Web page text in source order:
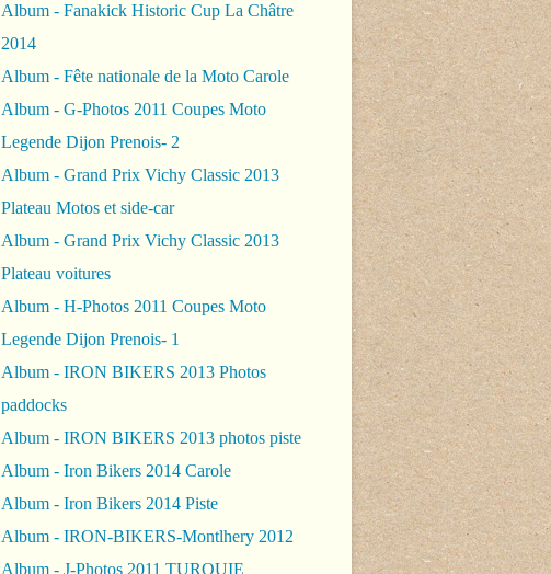
Album - Fanakick Historic Cup La Châtre
2014
Album - Fête nationale de la Moto Carole
Album - G-Photos 2011 Coupes Moto
Legende Dijon Prenois- 2
Album - Grand Prix Vichy Classic 2013
Plateau Motos et side-car
Album - Grand Prix Vichy Classic 2013
Plateau voitures
Album - H-Photos 2011 Coupes Moto
Legende Dijon Prenois- 1
Album - IRON BIKERS 2013 Photos
paddocks
Album - IRON BIKERS 2013 photos piste
Album - Iron Bikers 2014 Carole
Album - Iron Bikers 2014 Piste
Album - IRON-BIKERS-Montlhery 2012
Album - J-Photos 2011 TURQUIE